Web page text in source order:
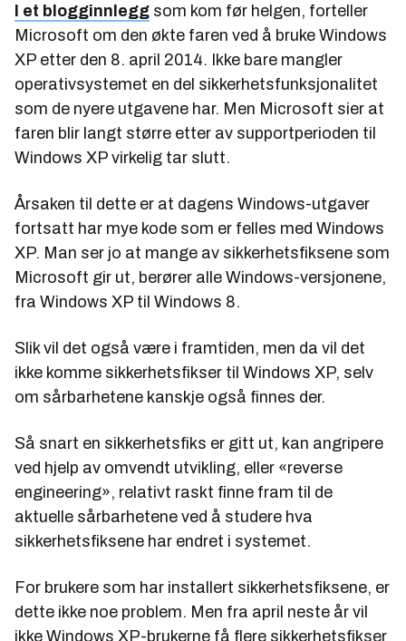
I et blogginnlegg som kom før helgen, forteller
Microsoft om den økte faren ved å bruke Windows
XP etter den 8. april 2014. Ikke bare mangler
operativsystemet en del sikkerhetsfunksjonalitet
som de nyere utgavene har. Men Microsoft sier at
faren blir langt større etter av supportperioden til
Windows XP virkelig tar slutt.
Årsaken til dette er at dagens Windows-utgaver
fortsatt har mye kode som er felles med Windows
XP. Man ser jo at mange av sikkerhetsfiksene som
Microsoft gir ut, berører alle Windows-versjonene,
fra Windows XP til Windows 8.
Slik vil det også være i framtiden, men da vil det
ikke komme sikkerhetsfikser til Windows XP, selv
om sårbarhetene kanskje også finnes der.
Så snart en sikkerhetsfiks er gitt ut, kan angripere
ved hjelp av omvendt utvikling, eller «reverse
engineering», relativt raskt finne fram til de
aktuelle sårbarhetene ved å studere hva
sikkerhetsfiksene har endret i systemet.
For brukere som har installert sikkerhetsfiksene, er
dette ikke noe problem. Men fra april neste år vil
ikke Windows XP-brukerne få flere sikkerhetsfikser